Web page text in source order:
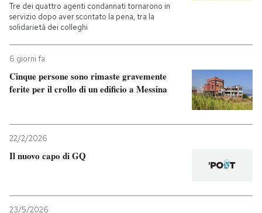
Tre dei quattro agenti condannati tornarono in
servizio dopo aver scontato la pena, tra la
solidarietà dei colleghi
6 giorni fa
Cinque persone sono rimaste gravemente
ferite per il crollo di un edificio a Messina
22/2/2026
Il nuovo capo di GQ
23/5/2026